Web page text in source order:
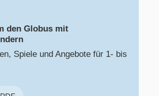
den Globus mit
Spiele und Angebote für 1- bis